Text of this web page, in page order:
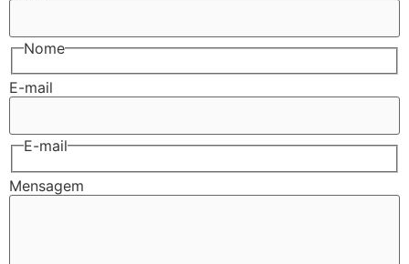
Nome
E-mail
E-mail
Mensagem